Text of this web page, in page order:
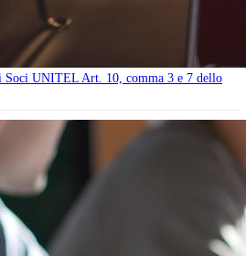
Soci UNITEL Art. 10, comma 3 e 7 dello